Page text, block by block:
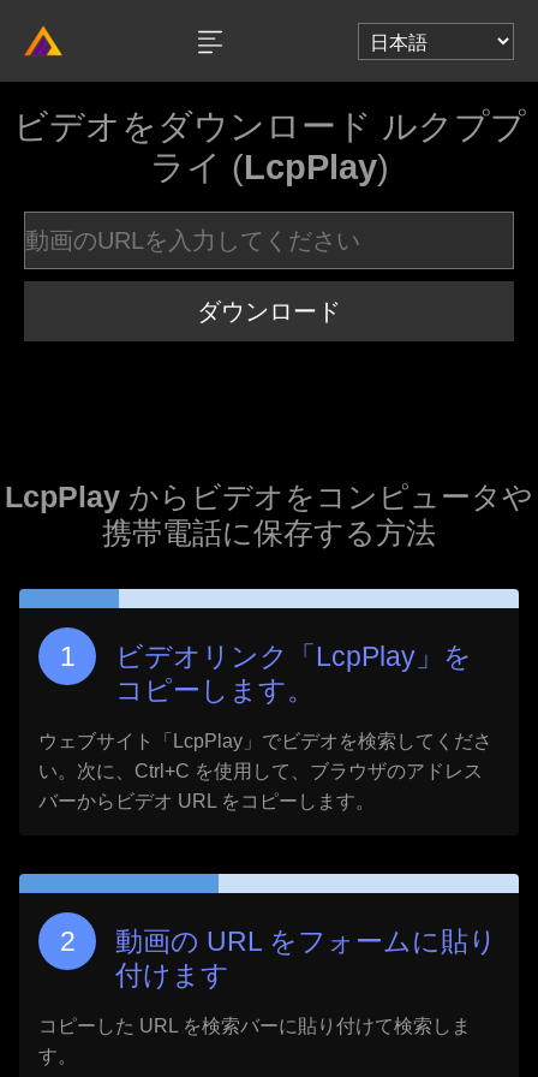
ビデオをダウンロード ルクププ
ライ (LcpPlay)
ダウンロード
LcpPlay からビデオをコンピュータや
携帯電話に保存する方法
ビデオリンク「LcpPlay 」を
コピーします。
ウェブサイト「 LcpPlay 」でビデオを検索してくださ
い。次に、Ctrl+C を使用して、ブラウザのアドレス
バーからビデオ URL をコピーします。
動画の URL をフォームに貼り
付けます
コピーした URL を検索バーに貼り付けて検索しま
す。